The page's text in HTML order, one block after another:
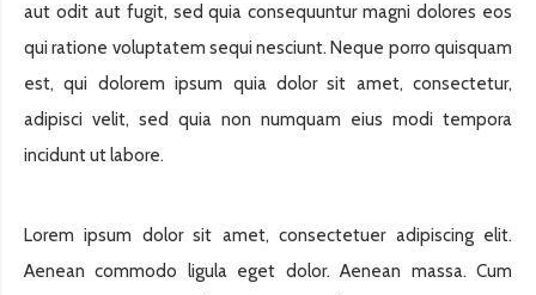
aut odit aut fugit, sed quia consequuntur magni dolores eos
qui ratione voluptatem sequi nesciunt. Neque porro quisquam
est, qui dolorem ipsum quia dolor sit amet, consectetur,
adipisci velit, sed quia non numquam eius modi tempora
incidunt ut labore.
Lorem ipsum dolor sit amet, consectetuer adipiscing elit.
Aenean commodo ligula eget dolor. Aenean massa. Cum